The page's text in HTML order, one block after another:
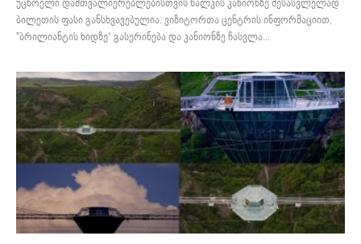
უცხოელი დამთვალიერებლებისთვის წალკის კანიონზე შესასვლელად
ბილეთის ფასი განსხვავებულია. ვიზიტორთა ცენტრის ინფორმაციით,
"ბრილიანტის ხიდზე“ გასერინება და კანიონზე ჩასვლა...